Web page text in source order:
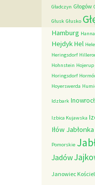
Gładczyn Głogów
Głusk Głusko
Hamburg Hanna
HejdykHel
Heringsdorf
Hohnstein Hojerup
Horingsdorf
Hoyerswerda
Idzbark
Izbica Kujawska
Iłów Jabłonka
Pomorskie
Jadów
Janowiec